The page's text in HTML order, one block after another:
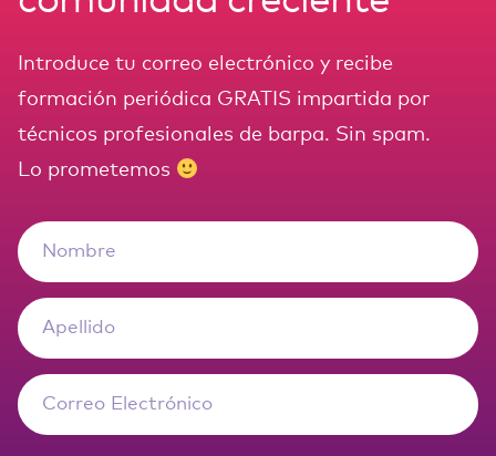
Introduce tu correo electrónico y recibe
formación periódica GRATIS impartida por
técnicos profesionales de barpa. Sin spam.
Lo prometemos